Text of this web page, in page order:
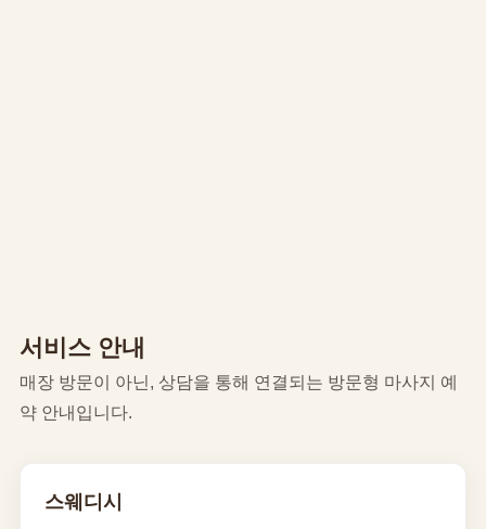
서비스 안내
매장 방문이 아닌, 상담을 통해 연결되는 방문형 마사지 예
약 안내입니다.
스웨디시